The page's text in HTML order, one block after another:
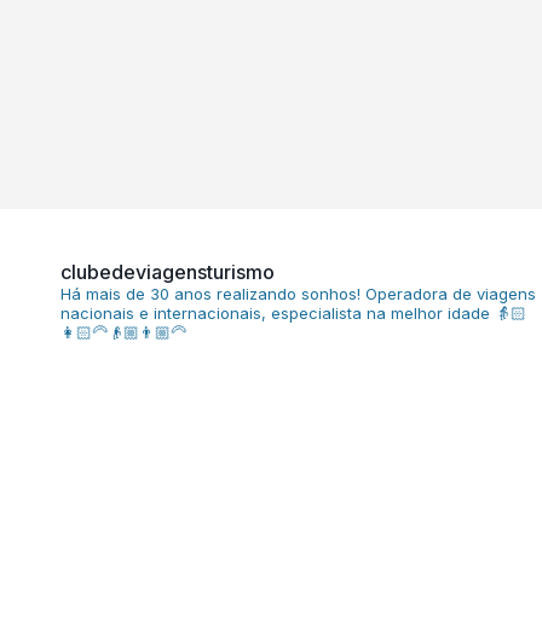
clubedeviagensturismo
Há mais de 30 anos realizando sonhos! Operadora de viagens
nacionais e internacionais, especialista na melhor idade 👵🏻
👩🏻‍🦳👴🏼👨🏼‍🦳